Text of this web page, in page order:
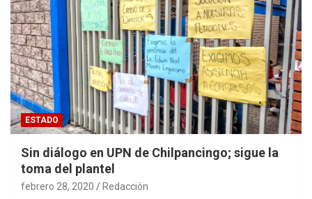
ESTADO
Sin diálogo en UPN de Chilpancingo; sigue la
toma del plantel
febrero 28, 2020 Redacción